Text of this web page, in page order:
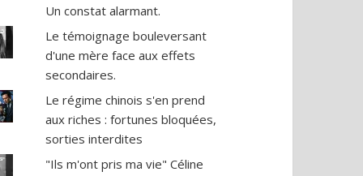
Un constat alarmant.
Le témoignage bouleversant
d'une mère face aux effets
secondaires.
Le régime chinois s'en prend
aux riches : fortunes bloquées,
sorties interdites
"Ils m'ont pris ma vie" Céline